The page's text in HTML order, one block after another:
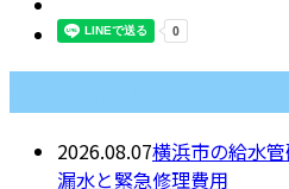
2026.08.07横浜市の給水
漏水と緊急修理費用